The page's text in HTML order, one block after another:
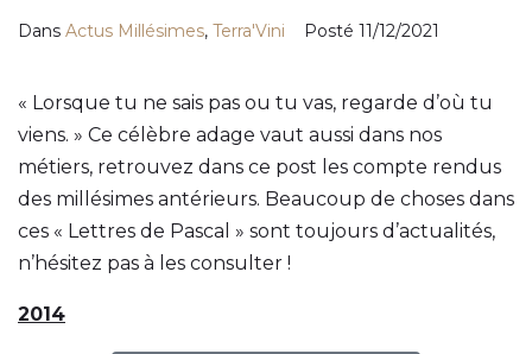
Dans Actus Millésimes, Terra'Vini Posté 11/12/2021
« Lorsque tu ne sais pas ou tu vas, regarde d’où tu
viens. » Ce célèbre adage vaut aussi dans nos
métiers, retrouvez dans ce post les compte rendus
des millésimes antérieurs. Beaucoup de choses dans
ces « Lettres de Pascal » sont toujours d’actualités,
n’hésitez pas à les consulter !
2014